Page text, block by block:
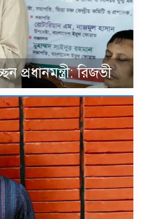
প্রধানমন্ত্রী: রিজভী